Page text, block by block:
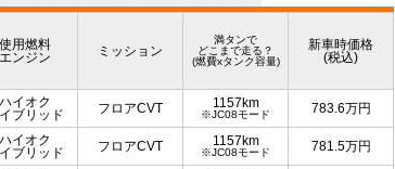
使用燃料
エンジン
ミッション
満タンで
どこまで走る？
(燃費xタンク容量)
新車時価格
(税込)
ハイオク
ブリッド
フロアCVT 1157km
※JC08モード 783.6万円
ハイオク
ブリッド
フロアCVT 1157km
※JC08モード 781.5万円